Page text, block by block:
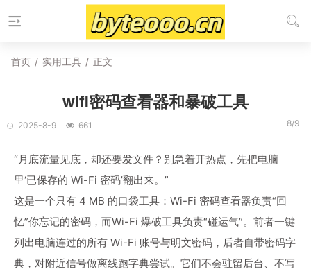
首页 / 实用工具 / 正文
wifi密码查看器和暴破工具
2025-8-9 661 8/9
“月底流量见底，却还要发文件？别急着开热点，先把电脑
里‘已保存的 Wi-Fi 密码’翻出来。”
这是一个只有 4 MB 的口袋工具：Wi-Fi 密码查看器负责“回
忆”你忘记的密码，而Wi-Fi 爆破工具负责“碰运气”。前者一键
列出电脑连过的所有 Wi-Fi 账号与明文密码，后者自带密码字
典，对附近信号做离线跑字典尝试。它们不会驻留后台、不写